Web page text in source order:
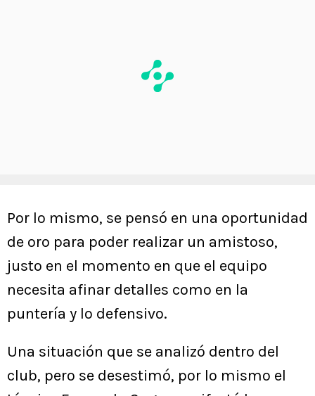
Por lo mismo, se pensó en una oportunidad
de oro para poder realizar un amistoso,
justo en el momento en que el equipo
necesita afinar detalles como en la
puntería y lo defensivo.
Una situación que se analizó dentro del
club, pero se desestimó, por lo mismo el